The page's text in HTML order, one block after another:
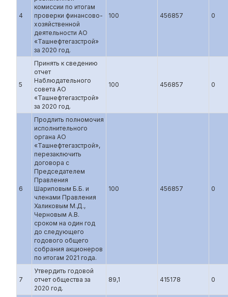
4
комиссии по итогам
проверки финансово-
хозяйственной
деятельности АО
«Ташнефтегазстрой»
за 2020 год.
100 456857 0
5
Принять к сведению
отчет
Наблюдательного
совета АО
«Ташнефтегазстрой»
за 2020 год.
100 456857 0
6
Продлить полномочия
исполнительного
органа АО
«Ташнефтегазстрой»,
перезаключить
договора с
Председателем
Правления
Шариповым Б.Б. и
членами Правления
Халиковым М.Д.,
Черновым А.В.
сроком на один год
до следующего
годового общего
собрания акционеров
по итогам 2021 года.
100 456857 0
7
Утвердить годовой
отчет общества за
2020 год.
89,1 415178 0